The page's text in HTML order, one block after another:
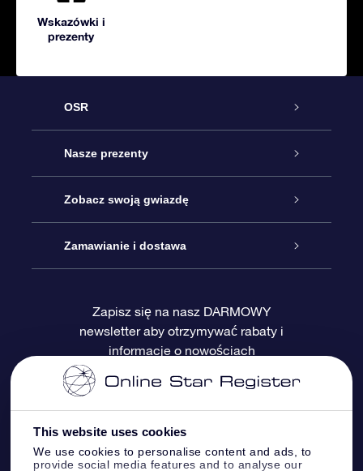
This website uses cookies
We use cookies to personalise content and ads, to
provide social media features and to analyse our
Wskazówki i
prezenty
OSR
Obsługa
Kontakt
Blog
Recenzje
Nasze prezenty
Podarunek Gwiazda Online
Pakiet Podarunkowy OSR
Karta podarunkowa OSR
Prezenty firmowe
Zobacz swoją gwiazdę
Rejestr Gwiazd
Sprsonalizowana Strona Gwiazdy
One Million Stars
Gwieździsty Wygaszacz Ekranu OSR
Zamawianie i dostawa
Metody płatności
Dostawa
Polityka zwrotów
Zapisz się na nasz DARMOWY
newsletter aby otrzymywać rabaty i
informacje o nowościach